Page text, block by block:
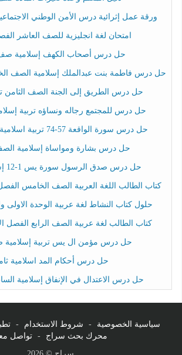
ورقة عمل إثرائية درس الأمن الوطني
امتحان لغة انجليزية للصف العاشر
حل درس أصحاب الكهف إسلامية
حل درس فاطمة بنت عبدالملك إسلامية الصف
حل درس الطريق إلى الجنة الصف الثامن
حل درس للمجتمع رجاله ونساؤه تربية
حل درس سورة الواقعة 57-74 تربية اسلامية الصف التاسع
حل درس بشارة ومواساة إسلامية
حل درس صدق الرسول سورة يس 1-12 إسلامية ثامن
كتاب الطالب اللغة العربية الصف الخامس الفصل الأول
حلول كتاب النشاط لغة عربية الوحدة الاولى
كتاب الطالب لغة عربية الصف الرابع الفصل الأول
حل درس مؤمن ال يس تربية
حل درس أحكام المد اسلامية
حل درس الاعتدال في الإنفاق إسلامية
سياسية الخصوصية - شروط الاستخدام -
محرك بحث سراج
-
تواصل